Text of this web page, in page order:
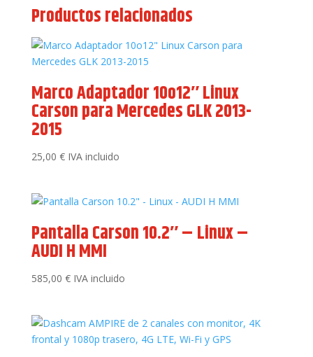
Productos relacionados
Marco Adaptador 10o12″ Linux
Carson para Mercedes GLK 2013-
2015
25,00 € IVA incluido
Pantalla Carson 10.2″ – Linux –
AUDI H MMI
585,00 € IVA incluido